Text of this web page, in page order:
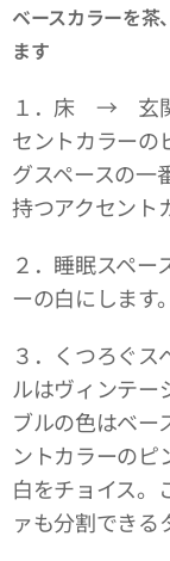
ベースカラーを茶
ます
１．床 → 玄関
セントカラーの
グスペースの一
持つアクセント
２．睡眠スペ
ーの白にします。
３．くつろぐ
ルはヴィンテー
ブルの色はベー
ントカラーのピ
白をチョイス。
ァも分割できる